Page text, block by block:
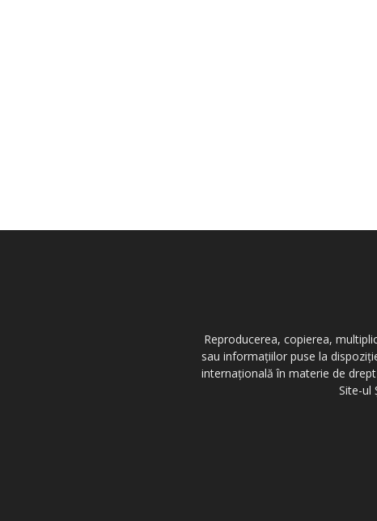
Reproducerea, copierea,
sau informațiilor puse la
internațională în materie de
Site-ul